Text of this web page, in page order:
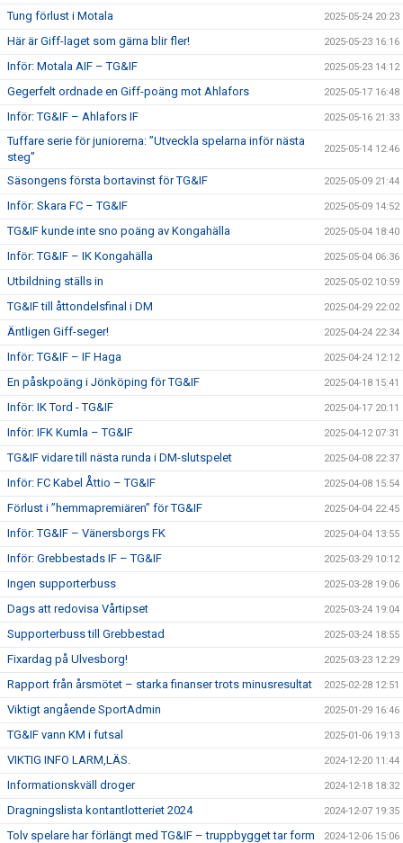
Tung förlust i Motala 2025-05-24 20:23
Här är Giff-laget som gärna blir fler! 2025-05-23 16:16
Inför: Motala AIF – TG&IF 2025-05-23 14:12
Gegerfelt ordnade en Giff-poäng mot Ahlafors 2025-05-17 16:48
Inför: TG&IF – Ahlafors IF 2025-05-16 21:33
Tuffare serie för juniorerna: ”Utveckla spelarna inför nästa
steg”
2025-05-14 12:46
Säsongens första bortavinst för TG&IF 2025-05-09 21:44
Inför: Skara FC – TG&IF 2025-05-09 14:52
TG&IF kunde inte sno poäng av Kongahälla 2025-05-04 18:40
Inför: TG&IF – IK Kongahälla 2025-05-04 06:36
Utbildning ställs in 2025-05-02 10:59
TG&IF till åttondelsfinal i DM 2025-04-29 22:02
Äntligen Giff-seger! 2025-04-24 22:34
Inför: TG&IF – IF Haga 2025-04-24 12:12
En påskpoäng i Jönköping för TG&IF 2025-04-18 15:41
Inför: IK Tord - TG&IF 2025-04-17 20:11
Inför: IFK Kumla – TG&IF 2025-04-12 07:31
TG&IF vidare till nästa runda i DM-slutspelet 2025-04-08 22:37
Inför: FC Kabel Åttio – TG&IF 2025-04-08 15:54
Förlust i ”hemmapremiären” för TG&IF 2025-04-04 22:45
Inför: TG&IF – Vänersborgs FK 2025-04-04 13:55
Inför: Grebbestads IF – TG&IF 2025-03-29 10:12
Ingen supporterbuss 2025-03-28 19:06
Dags att redovisa Vårtipset 2025-03-24 19:04
Supporterbuss till Grebbestad 2025-03-24 18:55
Fixardag på Ulvesborg! 2025-03-23 12:29
Rapport från årsmötet – starka finanser trots minusresultat 2025-02-28 12:51
Viktigt angående SportAdmin 2025-01-29 16:46
TG&IF vann KM i futsal 2025-01-06 19:13
VIKTIG INFO LARM,LÄS. 2024-12-20 11:44
Informationskväll droger 2024-12-18 18:32
Dragningslista kontantlotteriet 2024 2024-12-07 19:35
Tolv spelare har förlängt med TG&IF – truppbygget tar form 2024-12-06 15:06